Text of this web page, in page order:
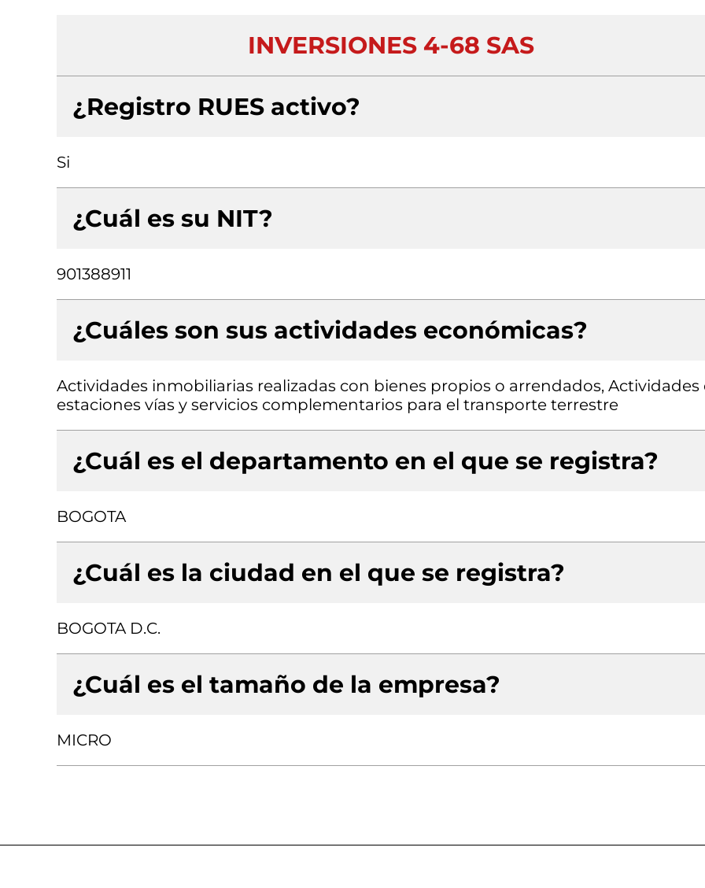
INVERSIONES 4-68 SAS
¿Registro RUES activo?
Si
¿Cuál es su NIT?
901388911
¿Cuáles son sus actividades económicas?
Actividades inmobiliarias realizadas con bienes propios o arrendados, Actividades
estaciones vías y servicios complementarios para el transporte terrestre
¿Cuál es el departamento en el que se registra?
BOGOTA
¿Cuál es la ciudad en el que se registra?
BOGOTA D.C.
¿Cuál es el tamaño de la empresa?
MICRO